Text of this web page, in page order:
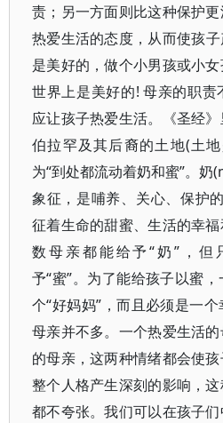
责；另一方面则比这种保护
热爱生活的态度，从而使孩
是美好的，做个小男孩或小
世界上是美好的! 母亲的职
应让孩子热爱生活。《圣经
伯拉罕及其后裔的土地(土
为“到处都流动着奶和蜜”。
象征，是哺养、关心、保护
征着生命的甜蜜、生活的幸
数母亲都能给予“奶”，但
予“蜜”。为了能给孩子以蜜
个“好妈妈”，而且必须是一
母亲并不多。一个热爱生活
的母亲，这两种情绪都会使
整个人格产生深刻的影响，
都不夸张。我们可以在孩子